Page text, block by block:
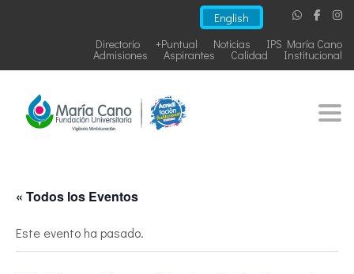
English
IPS María Cano
Noticias
+Puntual
Directorio
Institucional
Calidad
Aspirantes
Admisiones
« Todos los Eventos
Este evento ha pasado.